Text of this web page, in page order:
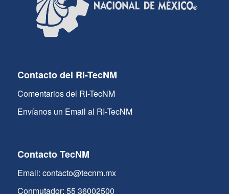
Contacto del RI-TecNM
Comentarios del RI-TecNM
Envíanos un Email al RI-TecNM
Contacto TecNM
Email: contacto@tecnm.mx
Conmutador: 55 36002500